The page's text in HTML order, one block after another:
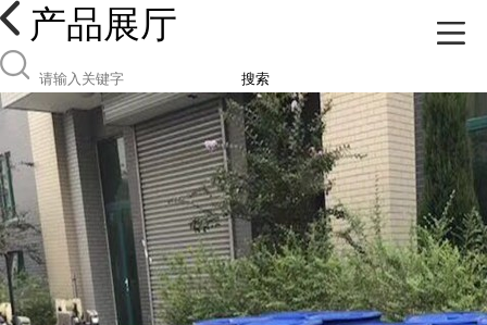
产品展厅
搜索